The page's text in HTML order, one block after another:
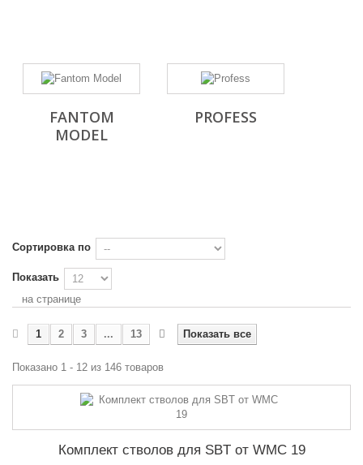
FANTOM
MODEL
PROFESS
Сортировка по
Показать
на странице
Показать все
1 2 3 ... 13
Показано 1 - 12 из 146 товаров
Комплект стволов для SBT от WMC 19